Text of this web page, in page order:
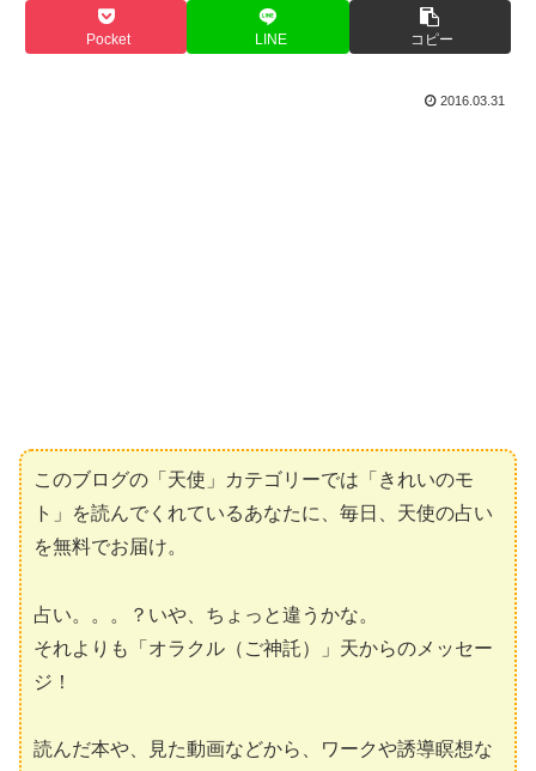
Pocket LINE コピー
2016.03.31
このブログの「天使」カテゴリーでは「きれいのモ
ト」を読んでくれているあなたに、毎日、天使の占い
を無料でお届け。
占い。。。？いや、ちょっと違うかな。
それよりも「オラクル（ご神託）」天からのメッセー
ジ！
読んだ本や、見た動画などから、ワークや誘導瞑想な